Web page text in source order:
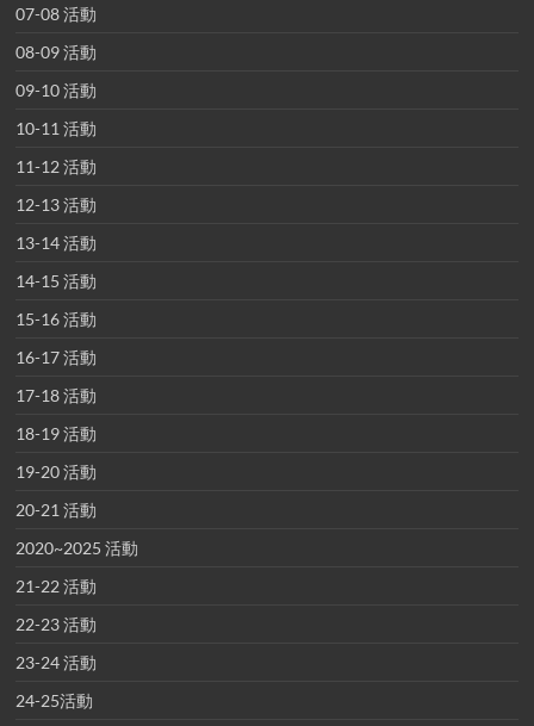
07-08 活動
08-09 活動
09-10 活動
10-11 活動
11-12 活動
12-13 活動
13-14 活動
14-15 活動
15-16 活動
16-17 活動
17-18 活動
18-19 活動
19-20 活動
20-21 活動
2020~2025 活動
21-22 活動
22-23 活動
23-24 活動
24-25活動